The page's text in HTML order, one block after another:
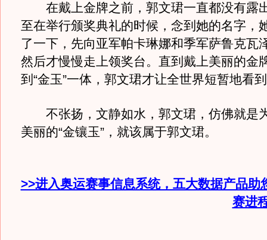
在戴上金牌之前，郭文珺一直都没有露
至在举行颁奖典礼的时候，念到她的名字，
了一下，先向亚军帕卡琳娜和季军萨鲁克瓦
然后才慢慢走上领奖台。直到戴上美丽的金
到“金玉”一体，郭文珺才让全世界短暂地看
不张扬，文静如水，郭文珺，仿佛就是
美丽的“金镶玉”，就该属于郭文珺。
>>进入奥运赛事信息系统，五大数据产品助
赛进